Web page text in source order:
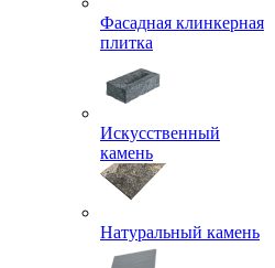
Фасадная клинкерная
плитка
Искусственный
камень
Натуральный камень